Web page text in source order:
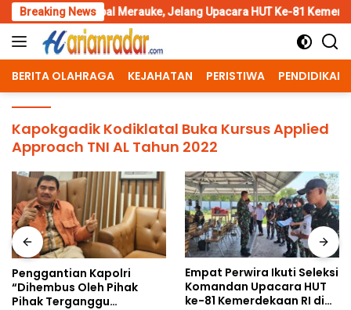
Skip
to
content
Breaking News
Merauke, Jelang Upacara HUT Ke-81 Kemerdekaan RI
BERITA OLAHRAGA KEJAHATAN PERISTIWA PENDIDIKAN
Kapokgadik Kodiklatal Buka Kursus Applied
Approach TNI AL Tahun 2022
Penggantian Kapolri
“Dihembus Oleh Pihak
Pihak Terganggu
Empat Perwira Ikuti Seleksi
Komandan Upacara HUT
ke-81 Kemerdekaan RI di